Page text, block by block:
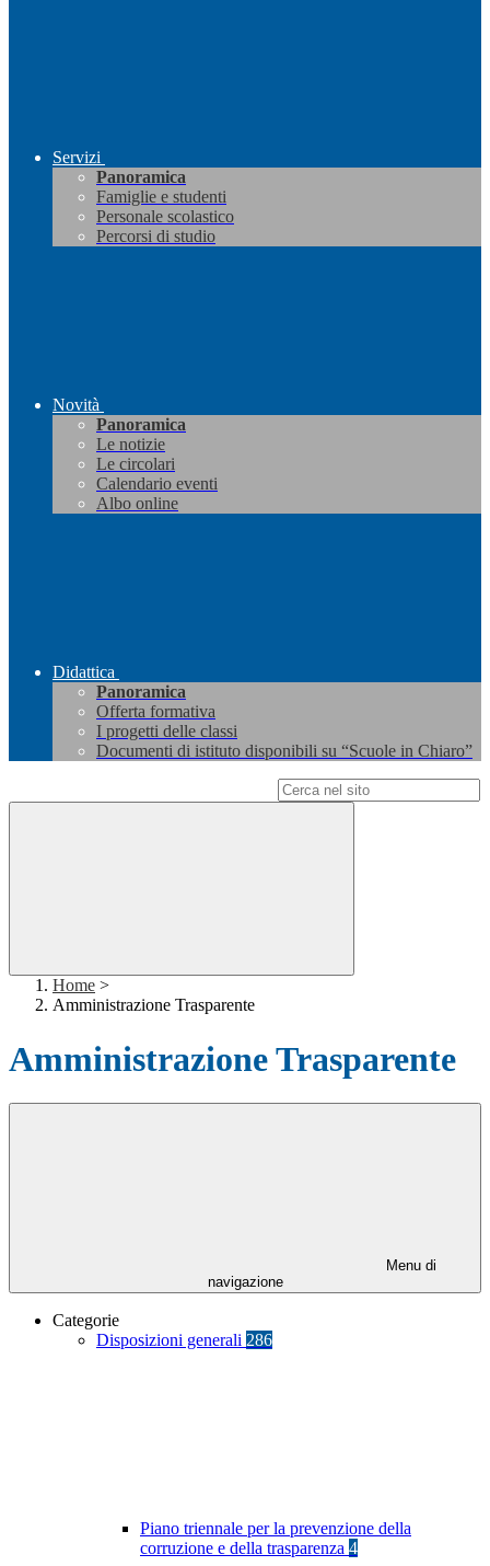
Servizi
Panoramica
Famiglie e studenti
Personale scolastico
Percorsi di studio
Novità
Panoramica
Le notizie
Le circolari
Calendario eventi
Albo online
Didattica
Panoramica
Offerta formativa
I progetti delle classi
Documenti di istituto disponibili su “Scuole in Chiaro”
Home >
Amministrazione Trasparente
Amministrazione Trasparente
Menu di
navigazione
Categorie
Disposizioni generali 286
Piano triennale per la prevenzione della
corruzione e della trasparenza 4